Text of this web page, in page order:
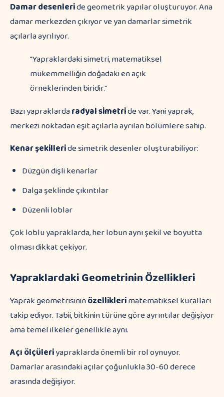
Damar desenleride geometrik yapılar oluşturuyor. Ana
damar merkezden çıkıyor ve yan damarlar simetrik
açılarla ayrılıyor.
"Yapraklardaki simetri, matematiksel
mükemmelliğin doğadaki en açık
örneklerinden biridir."
Bazı yapraklardaradyal simetride var. Yani yaprak,
merkezi noktadan eşit açılarla ayrılan bölümlere sahip.
Kenar şekilleride simetrik desenler oluşturabiliyor:
Düzgün dişli kenarlar
Dalga şeklinde çıkıntılar
Düzenli loblar
Çok loblu yapraklarda, her lobun aynı şekil ve boyutta
olması dikkat çekiyor.
Yapraklardaki Geometrinin Özellikleri
Yaprak geometrisininözelliklerimatematiksel kuralları
takip ediyor. Tabii, bitkinin türüne göre ayrıntılar değişiyor
ama temel ilkeler genellikle aynı.
Açı ölçüleriyapraklarda önemli bir rol oynuyor.
Damarlar arasındaki açılar çoğunlukla 30-60 derece
arasında değişiyor.